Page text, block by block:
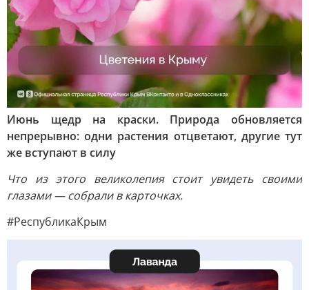
Июнь щедр на краски. Природа обновляется
непрерывно: одни растения отцветают, другие тут
же вступают в силу
Что из этого великолепия стоит увидеть своими
глазами — собрали в карточках.
#РеспубликаКрым